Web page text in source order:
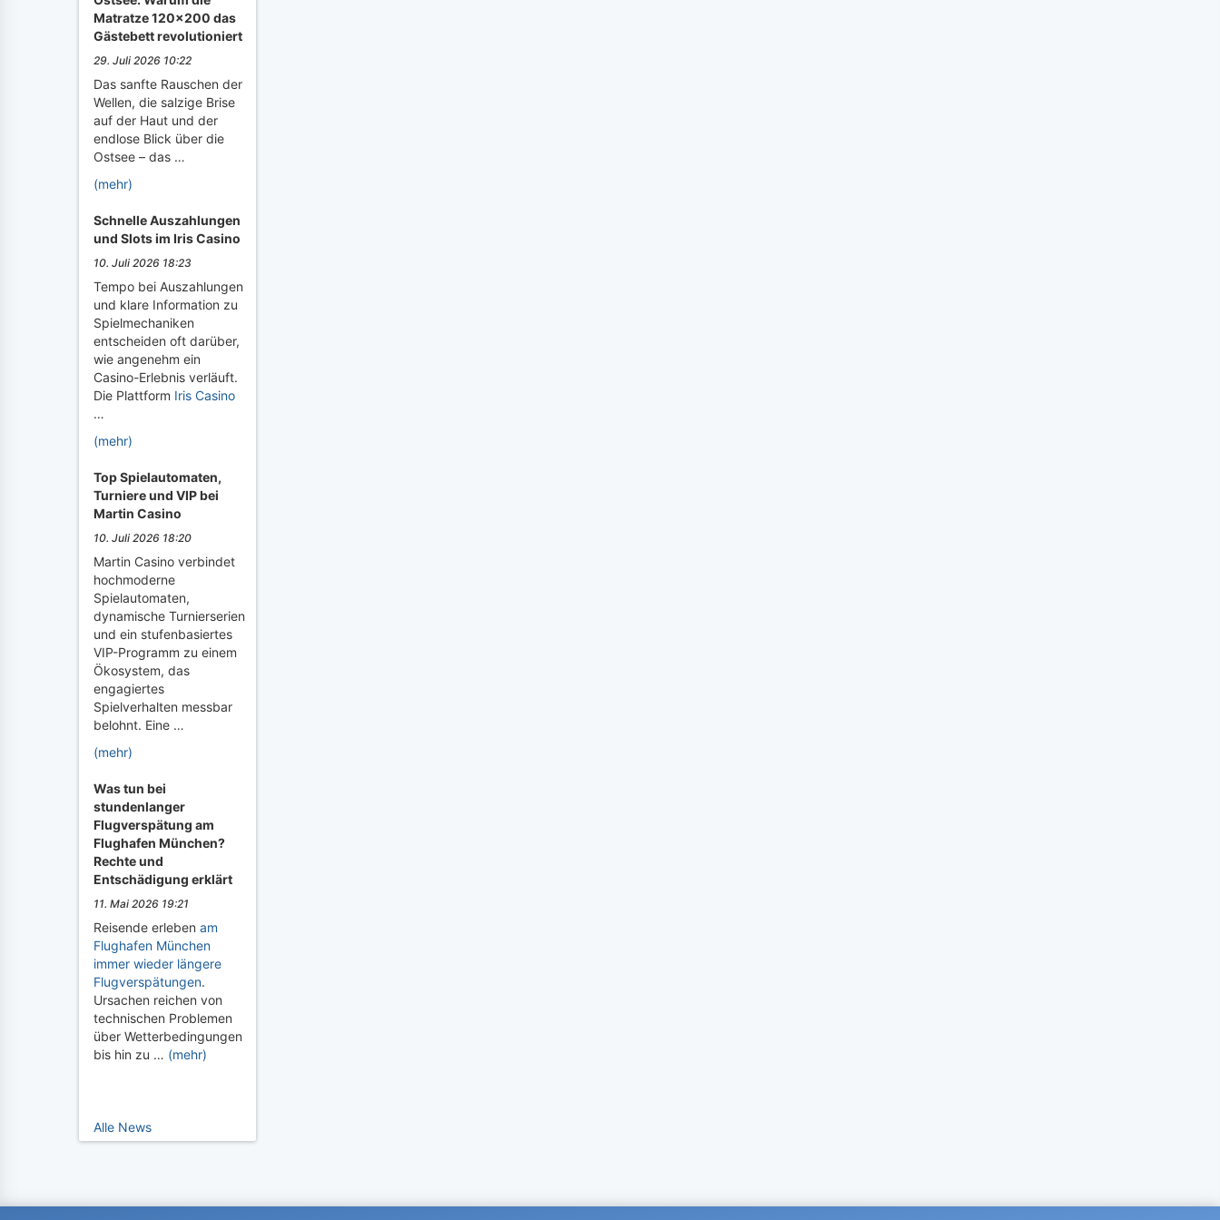
Matratze 120x200 das
Gästebett revolutioniert
29. Juli 2026 10:22
Das sanfte Rauschen der
Wellen, die salzige Brise
auf der Haut und der
endlose Blick über die
Ostsee – das …
(mehr)
Schnelle Auszahlungen
und Slots im Iris Casino
10. Juli 2026 18:23
Tempo bei Auszahlungen
und klare Information zu
Spielmechaniken
entscheiden oft darüber,
wie angenehm ein
Casino-Erlebnis verläuft.
Die Plattform Iris Casino
…
(mehr)
Top Spielautomaten,
Turniere und VIP bei
Martin Casino
10. Juli 2026 18:20
Martin Casino verbindet
hochmoderne
Spielautomaten,
dynamische Turnierserien
und ein stufenbasiertes
VIP-Programm zu einem
Ökosystem, das
engagiertes
Spielverhalten messbar
belohnt. Eine …
(mehr)
Was tun bei
stundenlanger
Flugverspätung am
Flughafen München?
Rechte und
Entschädigung erklärt
11. Mai 2026 19:21
Reisende erleben am
Flughafen München
immer wieder längere
Flugverspätungen.
Ursachen reichen von
technischen Problemen
über Wetterbedingungen
bis hin zu … (mehr)
Alle News